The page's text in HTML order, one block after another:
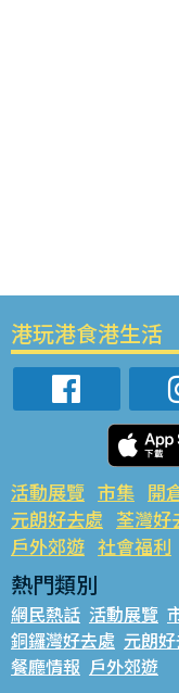
港玩港食港生活
活動展覽 市集 開
元朗好去處 荃灣好
戶外郊遊 社會福利
熱門類別
網民熱話 活動展覽
銅鑼灣好去處 元朗
餐廳情報 戶外郊遊